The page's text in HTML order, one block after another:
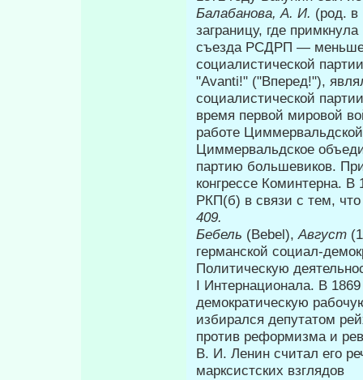
Балабанова, А. И. (род. в
заграницу, где
съезда РСДРП —
социалистической
"Avanti!" ("Впе­ред!"),
социалистической
время первой мировой
работе
Циммервальдское
партию большевиков.
конгрессе Коминтерна.
РКП(б) в связи с тем,
409.
Бебель (Bebel),Август
германской социал-
Политическую
I Интернационала. В
демократическую
избирался депутатом
против реформизма и
В. И. Ленин считал его
марксистских взглядов